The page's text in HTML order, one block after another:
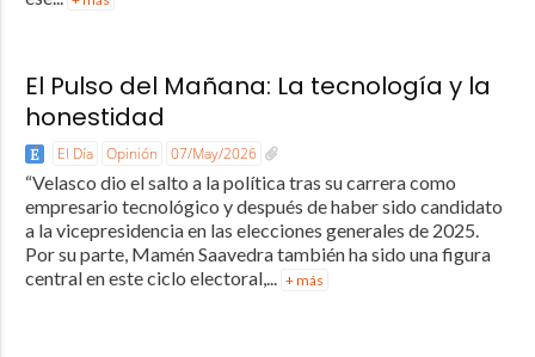
El Pulso del Mañana: La tecnología y la
honestidad
El Día Opinión 07/May/2026
“Velasco dio el salto a la política tras su carrera como
empresario tecnológico y después de haber sido candidato
a la vicepresidencia en las elecciones generales de 2025.
Por su parte, Mamén Saavedra también ha sido una figura
central en este ciclo electoral,...
+ más